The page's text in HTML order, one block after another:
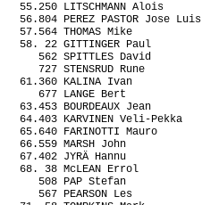
55.250 LITSCHMANN Alois
56.804 PEREZ PASTOR Jose Luis
57.564 THOMAS Mike
58. 22 GITTINGER Paul
562 SPITTLES David
727 STENSRUD Rune
61.360 KALINA Ivan
677 LANGE Bert
63.453 BOURDEAUX Jean
64.403 KARVINEN Veli-Pekka
65.640 FARINOTTI Mauro
66.559 MARSH John
67.402 JYRÄ Hannu
68. 38 McLEAN Errol
508 PAP Stefan
567 PEARSON Les